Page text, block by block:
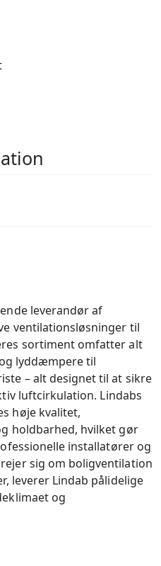
leverandør af
ventilationsløsninger til
sortiment omfatter alt
lyddæmpere til
– alt designet til at sikre
luftcirkulation. Lindabs
høje kvalitet,
holdbarhed, hvilket gør
installatører og
sig om boligventilation
leverer Lindab pålidelige
og